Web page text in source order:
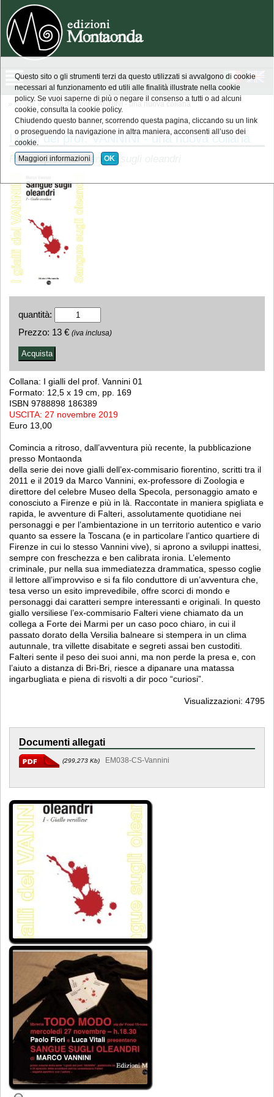
» Novità » I gialli del prof. VANNINI - una nuova collana
I gialli del prof. VANNINI - una nuova collana
Primo episodio: Sangue sugli oleandri
quantità:
Prezzo: 13 € (iva inclusa)
Collana: I gialli del prof. Vannini 01
Formato: 12,5 x 19 cm, pp. 169
ISBN 9788898 186389
USCITA: 27 novembre 2019
Euro 13,00
Comincia a ritroso, dall’avventura più recente, la pubblicazione
presso Montaonda
della serie dei nove gialli dell’ex-commisario fiorentino, scritti tra il
2011 e il 2019 da Marco Vannini, ex-professore di Zoologia e
direttore del celebre Museo della Specola, personaggio amato e
conosciuto a Firenze e più in là. Raccontate in maniera spigliata e
rapida, le avventure di Falteri, assolutamente quotidiane nei
personaggi e per l’ambientazione in un territorio autentico e vario
quanto sa essere la Toscana (e in particolare l’antico quartiere di
Firenze in cui lo stesso Vannini vive), si aprono a sviluppi inattesi,
sempre con freschezza e ben calibrata ironia. L’elemento
criminale, pur nella sua immediatezza drammatica, spesso coglie
il lettore all’improvviso e si fa filo conduttore di un’avventura che,
tesa verso un esito imprevedibile, offre scorci di mondo e
personaggi dai caratteri sempre interessanti e originali. In questo
giallo versiliese l’ex-commisario Falteri viene chiamato da un
collega a Forte dei Marmi per un caso poco chiaro, in cui il
passato dorato della Versilia balneare si stempera in un clima
autunnale, tra villette disabitate e segreti assai ben custoditi.
Falteri sente il peso dei suoi anni, ma non perde la presa e, con
l’aiuto a distanza di Bri-Bri, riesce a dipanare una matassa
ingarbugliata e piena di risvolti a dir poco “curiosi”.
Visualizzazioni: 4795
Documenti allegati
(299,273 Kb) EM038-CS-Vannini
Questo sito o gli strumenti terzi da questo utilizzati si avvalgono di cookie
necessari al funzionamento ed utili alle finalità illustrate nella cookie
policy. Se vuoi saperne di più o negare il consenso a tutti o ad alcuni
cookie, consulta la cookie policy.
Chiudendo questo banner, scorrendo questa pagina, cliccando su un link
o proseguendo la navigazione in altra maniera, acconsenti all’uso dei
cookie.
Maggiori informazioni OK